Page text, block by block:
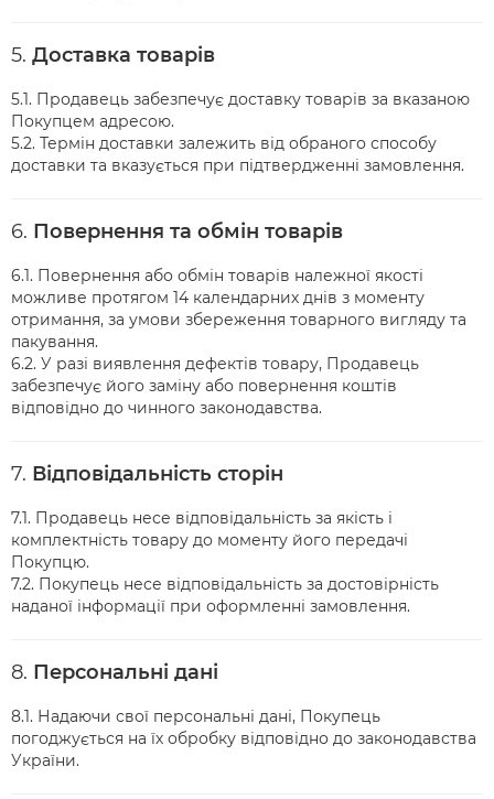
5. Доставка товарів
5.1. Продавець забезпечує доставку товарів за вказаною
Покупцем адресою.
5.2. Термін доставки залежить від обраного способу
доставки та вказується при підтвердженні замовлення.
6. Повернення та обмін товарів
6.1. Повернення або обмін товарів належної якості
можливе протягом 14 календарних днів з моменту
отримання, за умови збереження товарного вигляду та
пакування.
6.2. У разі виявлення дефектів товару, Продавець
забезпечує його заміну або повернення коштів
відповідно до чинного законодавства.
7. Відповідальність сторін
7.1. Продавець несе відповідальність за якість і
комплектність товару до моменту його передачі
Покупцю.
7.2. Покупець несе відповідальність за достовірність
наданої інформації при оформленні замовлення.
8. Персональні дані
8.1. Надаючи свої персональні дані, Покупець
погоджується на їх обробку відповідно до законодавства
України.